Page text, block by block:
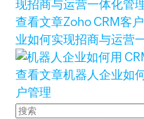
查看文章Zoho CRM客
业如何实现招商与运营
查看文章机器人企业如
户管理